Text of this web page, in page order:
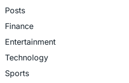
Posts
Finance
Entertainment
Technology
Sports